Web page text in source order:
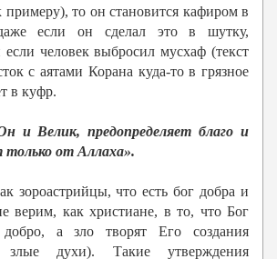
примеру), то он становится кафиром в
если он сделал это в шутку,
если человек выбросил мусхаф (текст
с аятами Корана куда-то в грязное
в куфр.
и Велик, предопределяет благо и
только от Аллаха».
зороастрийцы, что есть бог добра и
верим, как христиане, в то, что Бог
добро, а зло творят Его создания
духи). Такие утверждения